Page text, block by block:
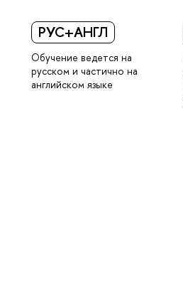
РУС+АНГЛ
Обучение ведется на
русском и частично на
английском языке